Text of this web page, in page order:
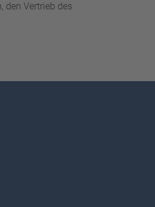
den Vertrieb des